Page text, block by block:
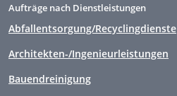
Aufträge nach Dienstleistungen
Abfallentsorgung/Recyclingdienste
Architekten-/Ingenieurleistungen
Bauendreinigung